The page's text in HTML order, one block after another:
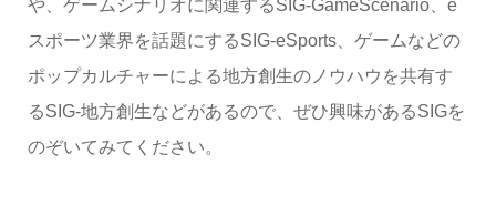
や、ゲームシナリオに関連するSIG-GameScenario、e
スポーツ業界を話題にするSIG-eSports、ゲームなどの
ポップカルチャーによる地方創生のノウハウを共有す
るSIG-地方創生などがあるので、ぜひ興味があるSIGを
のぞいてみてください。